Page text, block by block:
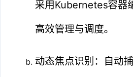
采用Kubernetes容器
高效管理与调度。
动态焦点识别：自动